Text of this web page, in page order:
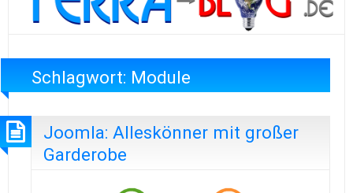
Schlagwort: Module
Joomla: Alleskönner mit großer
Garderobe